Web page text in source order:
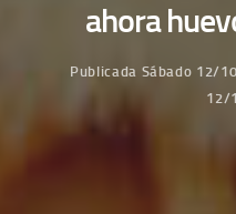
ahora
Publicada Sábado 12/
12/